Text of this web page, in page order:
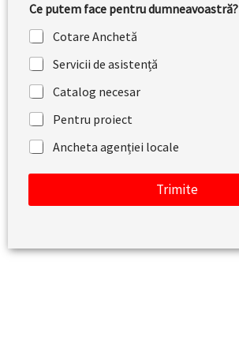
r
i
u
s
a
u
m
e
s
a
Ce putem face pentru dumneavoastră?
Cotare Anchetă
Servicii de asistență
Catalog necesar
Pentru proiect
Ancheta agenției locale
Trimite